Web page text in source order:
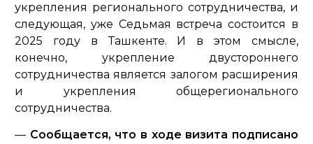
укрепления регионального сотрудничества, и
следующая, уже Седьмая встреча состоится в
2025 году в Ташкенте. И в этом смысле,
конечно, укрепление двустороннего
сотрудничества является залогом расширения
и укрепления общерегионального
сотрудничества.
— Сообщается, что в ходе визита подписано